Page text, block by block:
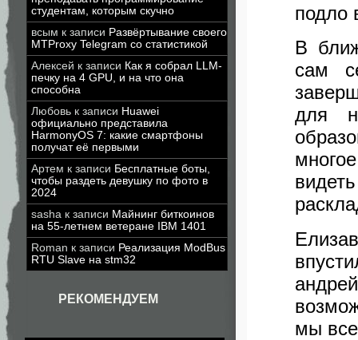
студентам, которым скучно
всым к записи Развёртывание своего
MTProxy Telegram со статистикой
Алексей к записи Как я собрал LLM-
печку на 4 GPU, и на что она
способна
Любовь к записи Huawei
официально представила
HarmonyOS 7: какие смартфоны
получат её первыми
Артем к записи Бесплатные боты,
чтобы раздеть девушку по фото в
2024
sasha к записи Майнинг биткоинов
на 55-летнем ветеране IBM 1401
Roman к записи Реализация ModBus
RTU Slave на stm32
РЕКОМЕНДУЕМ
подло
В
сам
для
мы